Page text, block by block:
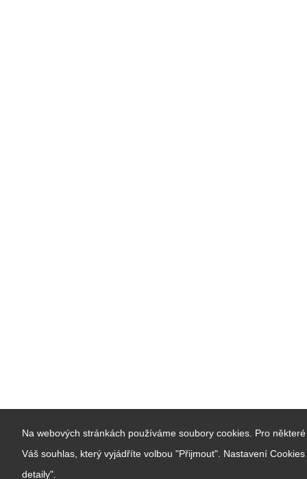
Na webových stránkách používáme soubory cookies. Pro
Váš souhlas, který vyjádříte volbou "Přijmout". Nastavení
detaily".